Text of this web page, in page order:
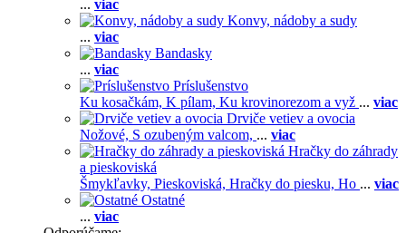
... viac
Konvy, nádoby a sudy
... viac
Bandasky
... viac
Príslušenstvo
Ku kosačkám, K pílam, Ku krovinorezom a vyž ... viac
Drviče vetiev a ovocia
Nožové, S ozubeným valcom, ... viac
Hračky do záhrady
a pieskoviská
Šmykľavky, Pieskoviská, Hračky do piesku, Ho ... viac
Ostatné
... viac